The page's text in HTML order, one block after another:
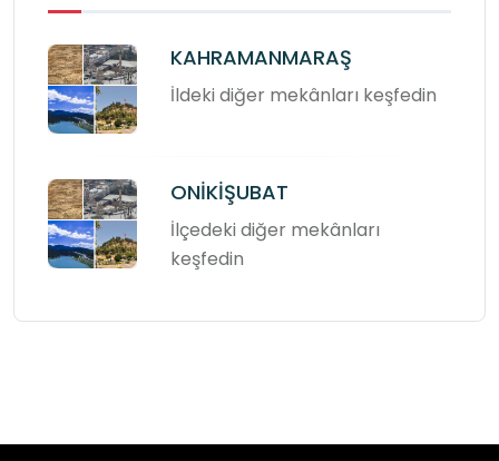
KAHRAMANMARAŞ
İldeki diğer mekânları keşfedin
ONİKİŞUBAT
İlçedeki diğer mekânları
keşfedin